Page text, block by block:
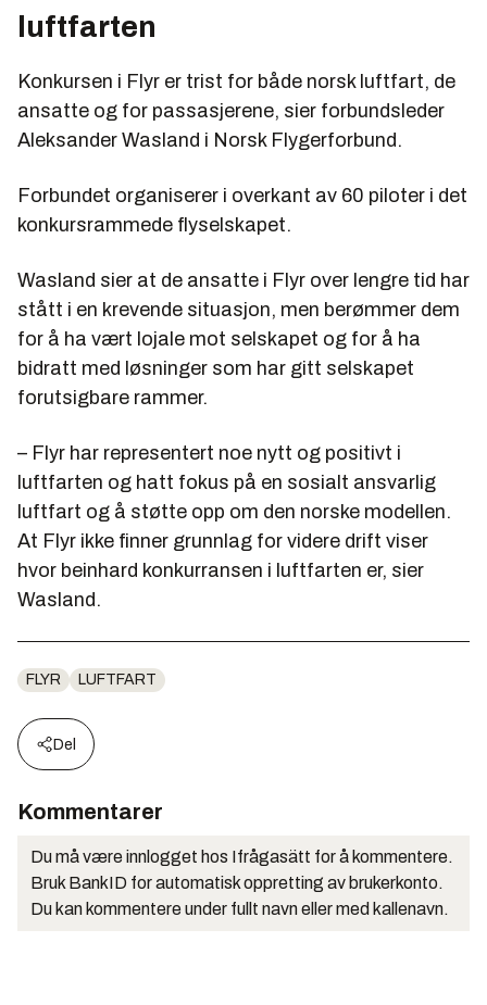
luftfarten
Konkursen i Flyr er trist for både norsk luftfart, de
ansatte og for passasjerene, sier forbundsleder
Aleksander Wasland i Norsk Flygerforbund.
Forbundet organiserer i overkant av 60 piloter i det
konkursrammede flyselskapet.
Wasland sier at de ansatte i Flyr over lengre tid har
stått i en krevende situasjon, men berømmer dem
for å ha vært lojale mot selskapet og for å ha
bidratt med løsninger som har gitt selskapet
forutsigbare rammer.
– Flyr har representert noe nytt og positivt i
luftfarten og hatt fokus på en sosialt ansvarlig
luftfart og å støtte opp om den norske modellen.
At Flyr ikke finner grunnlag for videre drift viser
hvor beinhard konkurransen i luftfarten er, sier
Wasland.
FLYR LUFTFART
Del
Kommentarer
Du må være innlogget hos Ifrågasätt for å kommentere.
Bruk BankID for automatisk oppretting av brukerkonto.
Du kan kommentere under fullt navn eller med kallenavn.